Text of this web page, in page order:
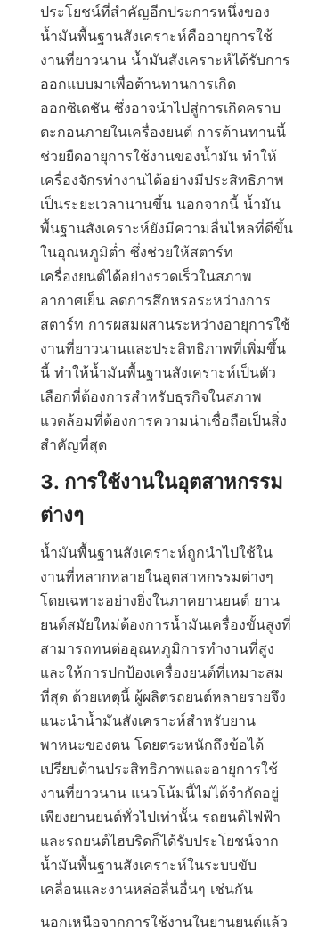
ประโยชน์ที่สำคัญอีกประการหนึ่งของ
น้ำมันพื้นฐานสังเคราะห์คืออายุการใช้
งานที่ยาวนาน น้ำมันสังเคราะห์ได้รับการ
ออกแบบมาเพื่อต้านทานการเกิด
ออกซิเดชัน ซึ่งอาจนำไปสู่การเกิดคราบ
ตะกอนภายในเครื่องยนต์ การต้านทานนี้
ช่วยยืดอายุการใช้งานของน้ำมัน ทำให้
เครื่องจักรทำงานได้อย่างมีประสิทธิภาพ
เป็นระยะเวลานานขึ้น นอกจากนี้ น้ำมัน
พื้นฐานสังเคราะห์ยังมีความลื่นไหลที่ดีขึ้น
ในอุณหภูมิต่ำ ซึ่งช่วยให้สตาร์ท
เครื่องยนต์ได้อย่างรวดเร็วในสภาพ
อากาศเย็น ลดการสึกหรอระหว่างการ
สตาร์ท การผสมผสานระหว่างอายุการใช้
งานที่ยาวนานและประสิทธิภาพที่เพิ่มขึ้น
นี้ ทำให้น้ำมันพื้นฐานสังเคราะห์เป็นตัว
เลือกที่ต้องการสำหรับธุรกิจในสภาพ
แวดล้อมที่ต้องการความน่าเชื่อถือเป็นสิ่ง
สำคัญที่สุด
3. การใช้งานในอุตสาหกรรม
น้ำมันพื้นฐานสังเคราะห์ถูกนำไปใช้ใน
งานที่หลากหลายในอุตสาหกรรมต่างๆ
โดยเฉพาะอย่างยิ่งในภาคยานยนต์ ยาน
ยนต์สมัยใหม่ต้องการน้ำมันเครื่องขั้นสูงที่
สามารถทนต่ออุณหภูมิการทำงานที่สูง
และให้การปกป้องเครื่องยนต์ที่เหมาะสม
ที่สุด ด้วยเหตุนี้ ผู้ผลิตรถยนต์หลายรายจึง
แนะนำน้ำมันสังเคราะห์สำหรับยาน
พาหนะของตน โดยตระหนักถึงข้อได้
เปรียบด้านประสิทธิภาพและอายุการใช้
งานที่ยาวนาน แนวโน้มนี้ไม่ได้จำกัดอยู่
เพียงยานยนต์ทั่วไปเท่านั้น รถยนต์ไฟฟ้า
และรถยนต์ไฮบริดก็ได้รับประโยชน์จาก
น้ำมันพื้นฐานสังเคราะห์ในระบบขับ
เคลื่อนและงานหล่อลื่นอื่นๆ เช่นกัน
นอกเหนือจากการใช้งานในยานยนต์แล้ว